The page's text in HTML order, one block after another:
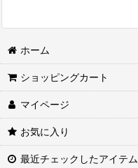
ホーム
ショッピングカート
マイページ
お気に入り
最近チェックしたアイテム